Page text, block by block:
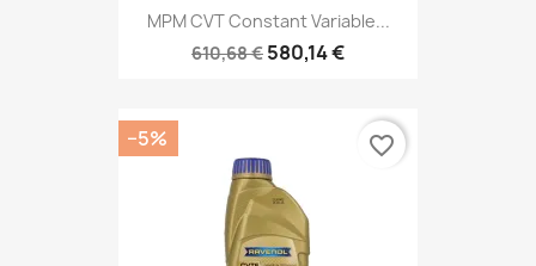
MPM CVT Constant Variable...
610,68 € 580,14 €
−5% favorite_border